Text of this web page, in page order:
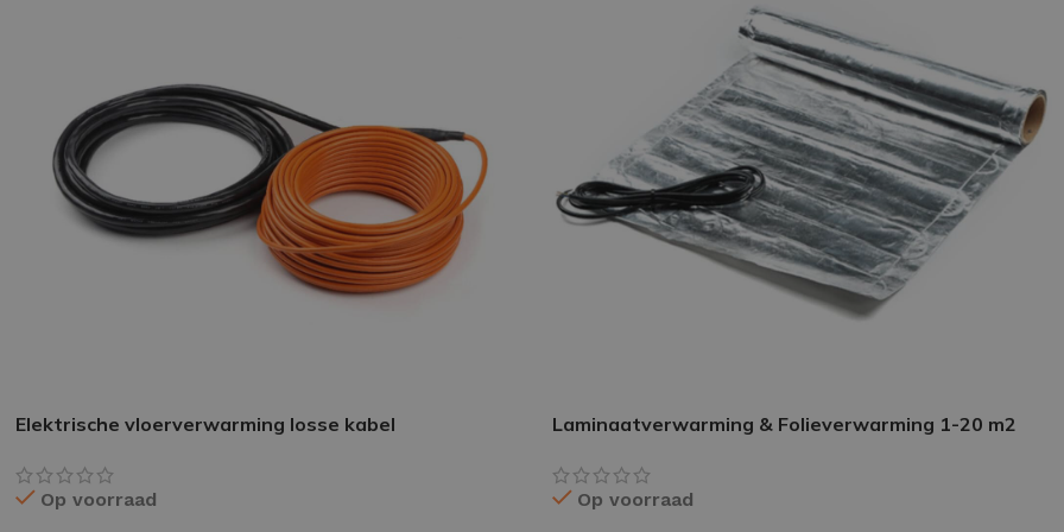
EPOXY GIETVLOER
Gietvloer bedrijfsruimte
Budget toplaag
Toplaag in kleur
GIETVLOER GEREEDSCHAP
Gietvloer gereedschap pakket
Elektrische vloerverwarming losse kabel
Op voorraad
Laminaatverwarming & Folieverwarming 1-20 m2
Op voorraad